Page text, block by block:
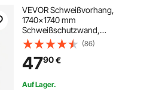
VEVOR Schweißvorhang,
1740x1740 mm
Schweißschutzwand,
flammhemmende Vinyl-
Schweißschutzwand mit
feststellbaren Schwenkrädern und
6-stufigem UV-Schutz für
Werkstatt-/Industrieeinsatz, Blau
(86)
4790€
Auf Lager.